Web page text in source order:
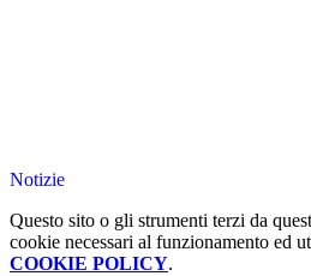
Notizie
Questo sito o gli strumenti terzi da
cookie necessari al funzionamento ed
COOKIE POLICY.